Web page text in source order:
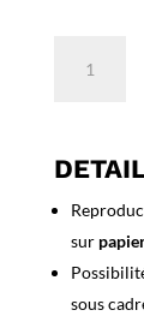
Kong
Jet
Boag
sur
sous